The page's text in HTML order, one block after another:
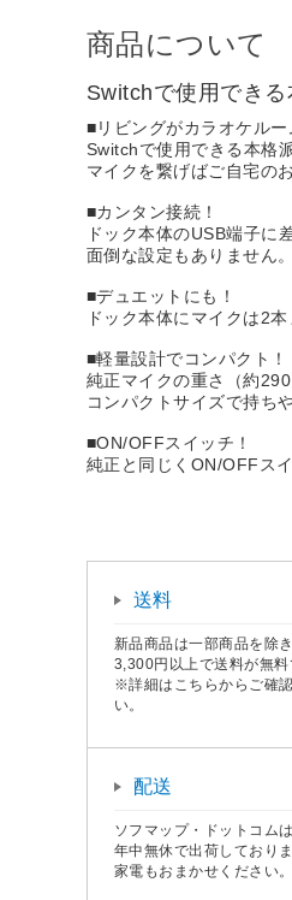
商品について
Switchで使用できる
■リビングがカラオケルー
Switchで使用できる本格
マイクを繋げばご自宅の
■カンタン接続！
ドック本体のUSB端子に
面倒な設定もありません。
■デュエットにも！
ドック本体にマイクは2
■軽量設計でコンパクト！
純正マイクの重さ（約
コンパクトサイズで持ち
■ON/OFFスイッチ！
純正と同じくON/OFFス
送料
新品商品は一部商品を除
3,300円以上で送料が無料
※詳細はこちらからご確
い。
配送
ソフマップ・ドットコム
年中無休で出荷しており
家電もおまかせください。